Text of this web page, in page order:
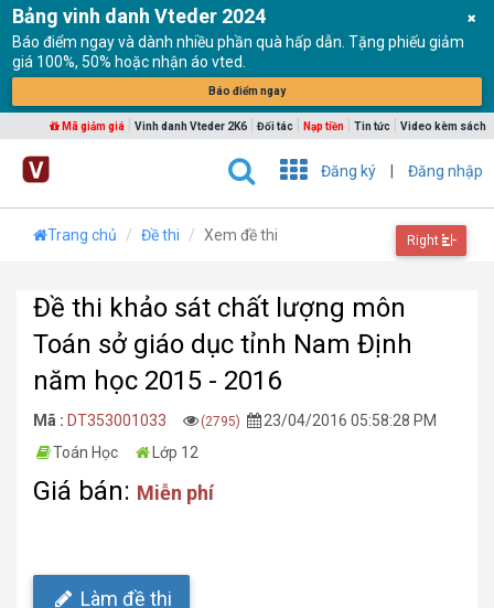
Bảng vinh danh Vteder 2024
Báo điểm ngay và dành nhiều phần quà hấp dẫn. Tặng phiếu giảm
giá 100%, 50% hoặc nhận áo vted.
Báo điểm ngay
Mã giảm giá Vinh danh Vteder 2K6 Đối tác Nạp tiền Tin tức Video kèm sách
Đăng ký Đăng nhập
Trang chủ Đề thi Xem đề thi Right
Đề thi khảo sát chất lượng môn
Toán sở giáo dục tỉnh Nam Định
năm học 2015 - 2016
Mã : DT353001033 (2795)
23/04/2016 05:58:28 PM
Toán Học
Lớp 12
Giá bán: Miễn phí
Làm đề thi